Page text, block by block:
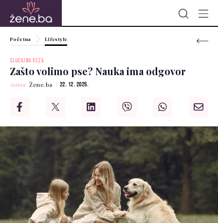
Početna Lifestyle
SLUČAJNA VEZA
Zašto volimo pse? Nauka ima odgovor
Autor:Žene.ba 22. 12. 2025.